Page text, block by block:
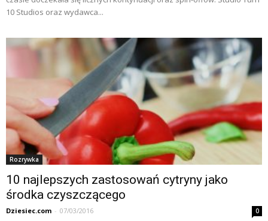
10 Studios oraz wydawca...
Rozrywka
10 najlepszych zastosowań cytryny jako
środka czyszczącego
Dziesiec.com - 07/03/2016 0